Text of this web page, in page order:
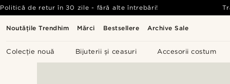
Noutățile Trendhim Mărci Bestsellere Archive Sale
Colecție nouă Bijuterii și ceasuri Accesorii costum
Politică de retur în 30 zile - fără alte întrebări!